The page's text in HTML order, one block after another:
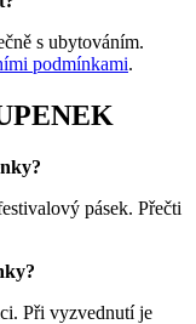
s ubytováním.
podmínkami.
pásek. Přečti
Při vyzvednutí je